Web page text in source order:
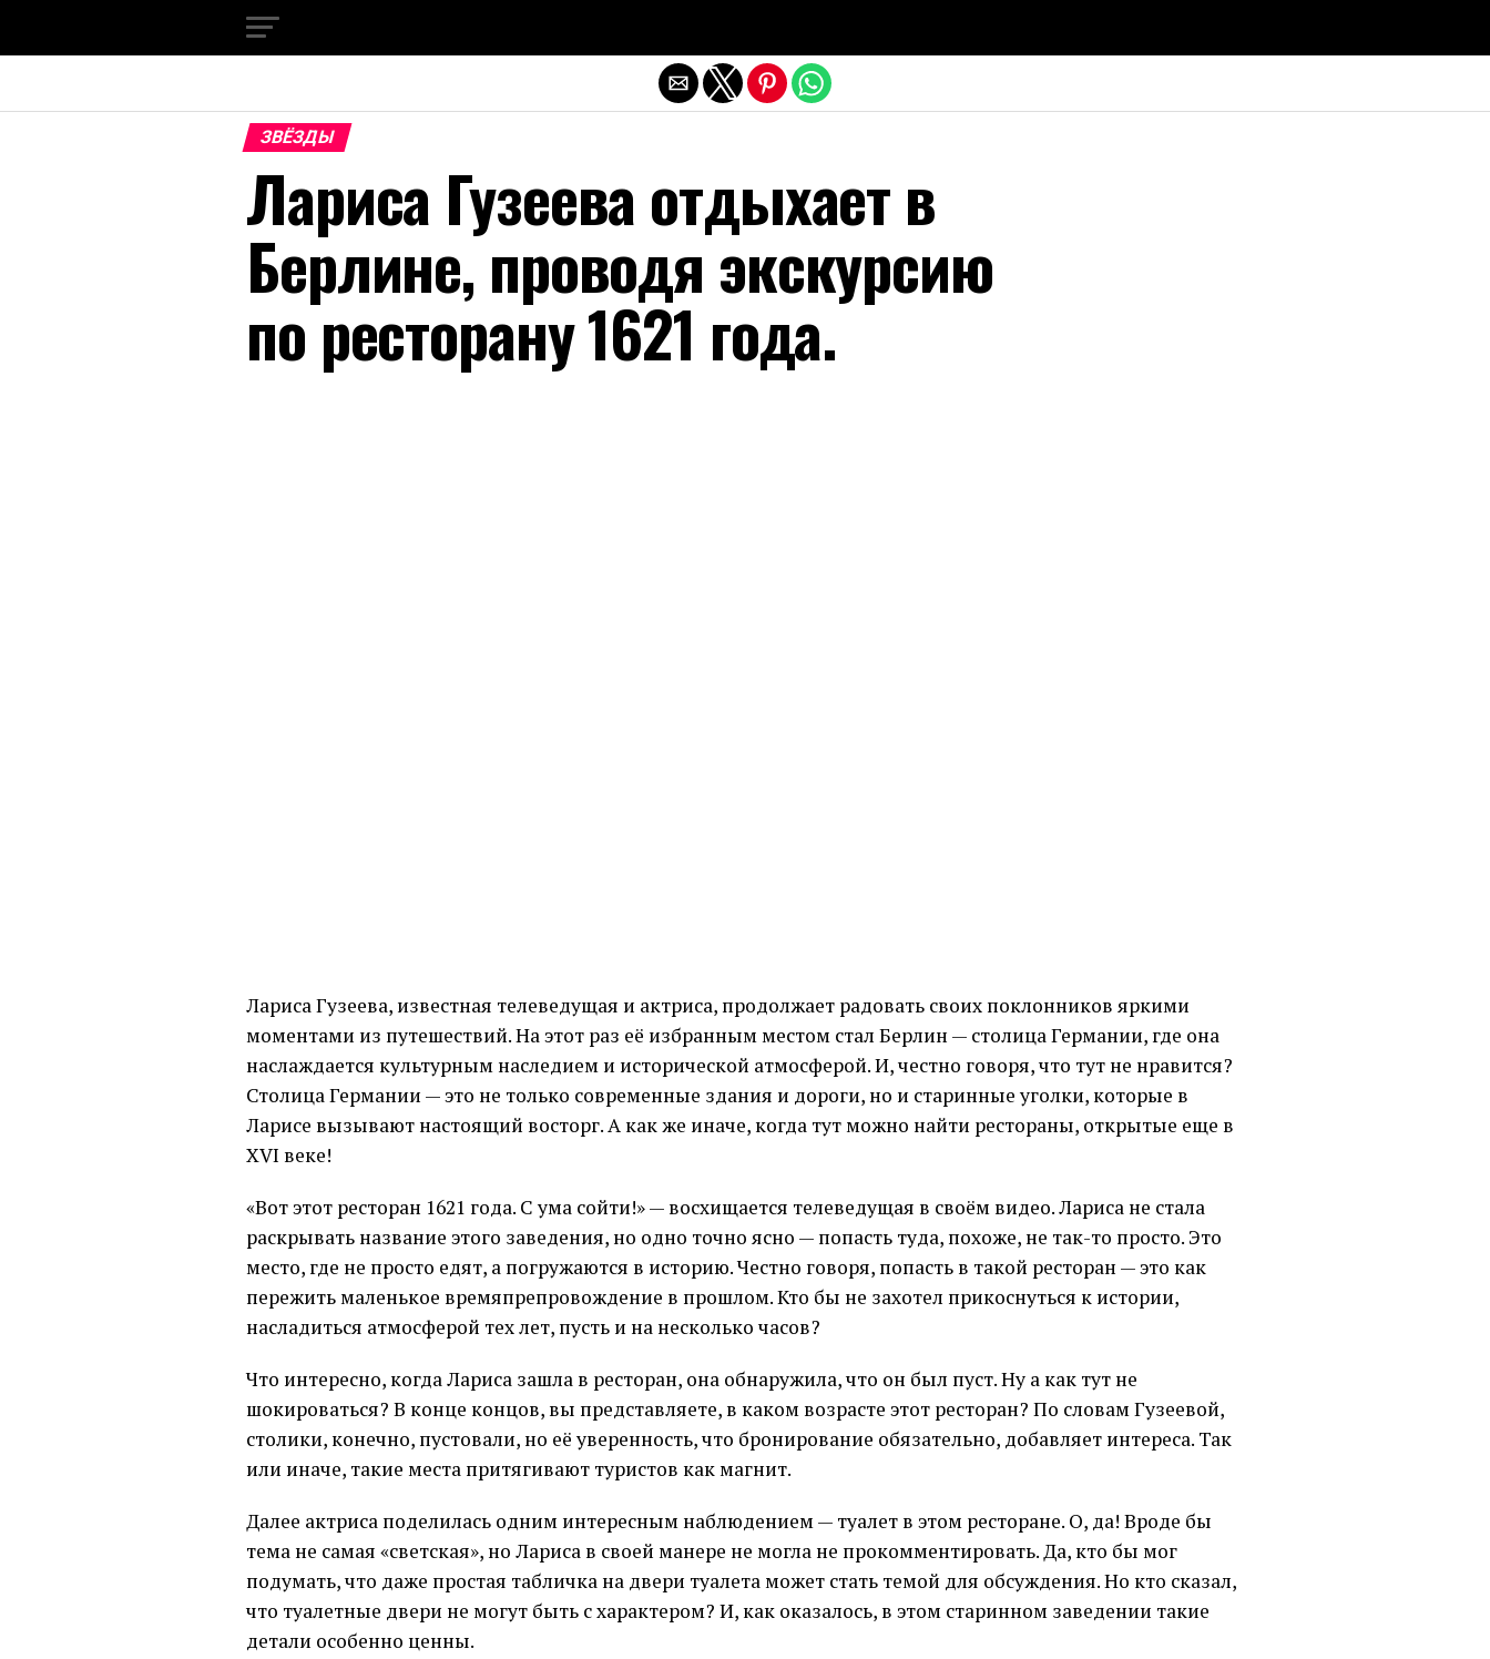
ЗВЁЗДЫ
Лариса Гузеева отдыхает в
Берлине, проводя экскурсию
по ресторану 1621 года.
Лариса Гузеева, известная телеведущая и актриса, продолжает радовать своих поклонников яркими
моментами из путешествий. На этот раз её избранным местом стал Берлин — столица Германии, где она
наслаждается культурным наследием и исторической атмосферой. И, честно говоря, что тут не нравится?
Столица Германии — это не только современные здания и дороги, но и старинные уголки, которые в
Ларисе вызывают настоящий восторг. А как же иначе, когда тут можно найти рестораны, открытые еще в
XVI веке!
«Вот этот ресторан 1621 года. С ума сойти!» — восхищается телеведущая в своём видео. Лариса не стала
раскрывать название этого заведения, но одно точно ясно — попасть туда, похоже, не так-то просто. Это
место, где не просто едят, а погружаются в историю. Честно говоря, попасть в такой ресторан — это как
пережить маленькое времяпрепровождение в прошлом. Кто бы не захотел прикоснуться к истории,
насладиться атмосферой тех лет, пусть и на несколько часов?
Что интересно, когда Лариса зашла в ресторан, она обнаружила, что он был пуст. Ну а как тут не
шокироваться? В конце концов, вы представляете, в каком возрасте этот ресторан? По словам Гузеевой,
столики, конечно, пустовали, но её уверенность, что бронирование обязательно, добавляет интереса. Так
или иначе, такие места притягивают туристов как магнит.
Далее актриса поделилась одним интересным наблюдением — туалет в этом ресторане. О, да! Вроде бы
тема не самая «светская», но Лариса в своей манере не могла не прокомментировать. Да, кто бы мог
подумать, что даже простая табличка на двери туалета может стать темой для обсуждения. Но кто сказал,
что туалетные двери не могут быть с характером? И, как оказалось, в этом старинном заведении такие
детали особенно ценны.